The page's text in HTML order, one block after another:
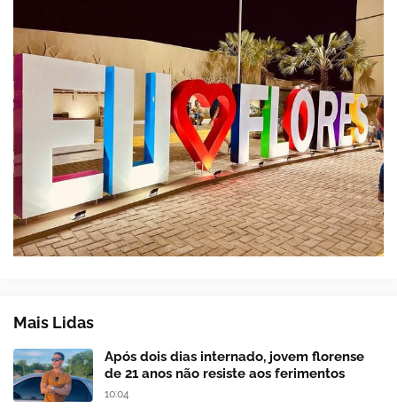
Mais Lidas
Após dois dias internado, jovem florense
de 21 anos não resiste aos ferimentos
10:04